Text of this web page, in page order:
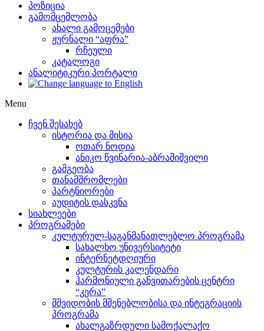
პოზიცია
გამომცემლობა
ახალი გამოცემები
ჟურნალი “აფრა”
რჩეული
კატალოგი
ანალიტიკური პორტალი
Menu
ჩვენ შესახებ
ისტორია და მისია
ოთარ ნოდია
ანიკო წვინარია-აბრამიშვილი
გამგეობა
თანამშრომლები
პარტნიორები
აუდიტის დასკვნა
სიახლეები
პროგრამები
კულტურულ-საგანმანათლებლო პროგრამა
სახალხო უნივერსიტეტი
ინტერნეტდღიური
კულტურის კალენდარი
ჰარმონიული განვითარების ცენტრი
“კერა”
მშვიდობის მშენებლობისა და ინტეგრაციის
პროგრამა
ახალგაზრდული სამოქალაქო